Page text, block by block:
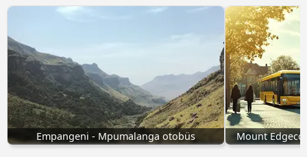
Empangeni - Mpumalanga otobüs Mount